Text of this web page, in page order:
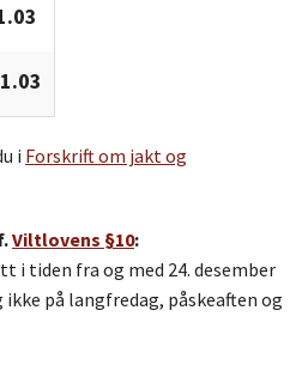
i Forskrift om jakt og
Viltlovens §10:
i tiden fra og med 24. desember
ikke på langfredag, påskeaften og